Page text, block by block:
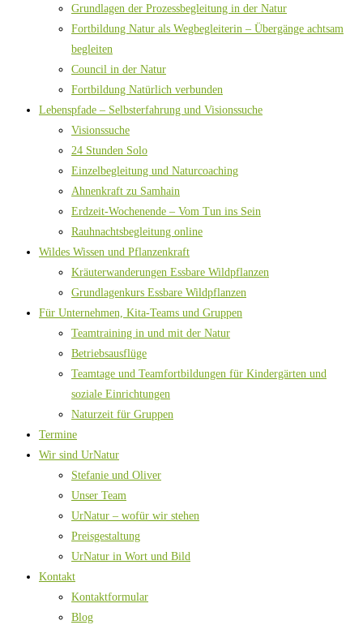
Grundlagen der Prozessbegleitung in der Natur
Fortbildung Natur als Wegbegleiterin – Übergänge achtsam
begleiten
Council in der Natur
Fortbildung Natürlich verbunden
Lebenspfade – Selbsterfahrung und Visionssuche
Visionssuche
24 Stunden Solo
Einzelbegleitung und Naturcoaching
Ahnenkraft zu Samhain
Erdzeit-Wochenende – Vom Tun ins Sein
Rauhnachtsbegleitung online
Wildes Wissen und Pflanzenkraft
Kräuterwanderungen Essbare Wildpflanzen
Grundlagenkurs Essbare Wildpflanzen
Für Unternehmen, Kita-Teams und Gruppen
Teamtraining in und mit der Natur
Betriebsausflüge
Teamtage und Teamfortbildungen für Kindergärten und
soziale Einrichtungen
Naturzeit für Gruppen
Termine
Wir sind UrNatur
Stefanie und Oliver
Unser Team
UrNatur – wofür wir stehen
Preisgestaltung
UrNatur in Wort und Bild
Kontakt
Kontaktformular
Blog